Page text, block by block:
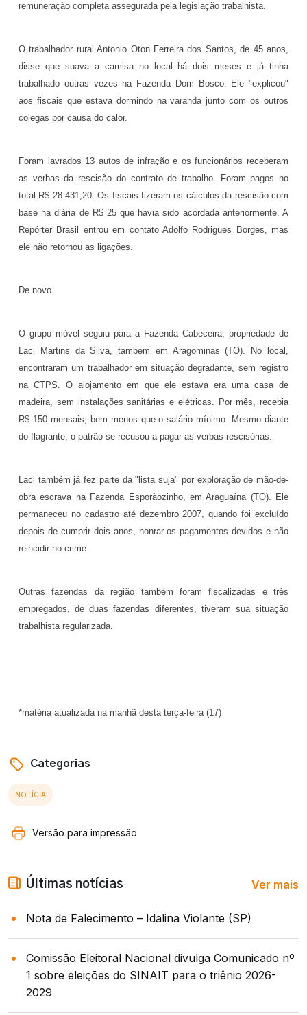
remuneração completa assegurada pela legislação trabalhista.
O trabalhador rural Antonio Oton Ferreira dos Santos, de 45 anos,
disse que suava a camisa no local há dois meses e já tinha
trabalhado outras vezes na Fazenda Dom Bosco. Ele "explicou"
aos fiscais que estava dormindo na varanda junto com os outros
colegas por causa do calor.
Foram lavrados 13 autos de infração e os funcionários receberam
as verbas da rescisão do contrato de trabalho. Foram pagos no
total R$ 28.431,20. Os fiscais fizeram os cálculos da rescisão com
base na diária de R$ 25 que havia sido acordada anteriormente. A
Repórter Brasil entrou em contato Adolfo Rodrigues Borges, mas
ele não retornou as ligações.
De novo
O grupo móvel seguiu para a Fazenda Cabeceira, propriedade de
Laci Martins da Silva, também em Aragominas (TO). No local,
encontraram um trabalhador em situação degradante, sem registro
na CTPS. O alojamento em que ele estava era uma casa de
madeira, sem instalações sanitárias e elétricas. Por mês, recebia
R$ 150 mensais, bem menos que o salário mínimo. Mesmo diante
do flagrante, o patrão se recusou a pagar as verbas rescisórias.
Laci também já fez parte da "lista suja" por exploração de mão-de-
obra escrava na Fazenda Esporãozinho, em Araguaína (TO). Ele
permaneceu no cadastro até dezembro 2007, quando foi excluído
depois de cumprir dois anos, honrar os pagamentos devidos e não
reincidir no crime.
Outras fazendas da região também foram fiscalizadas e três
empregados, de duas fazendas diferentes, tiveram sua situação
trabalhista regularizada.
*matéria atualizada na manhã desta terça-feira (17)
Categorias
NOTÍCIA
Versão para impressão
Últimas notícias Ver mais
Nota de Falecimento – Idalina Violante (SP)
Comissão Eleitoral Nacional divulga Comunicado nº
1 sobre eleições do SINAIT para o triênio 2026-
2029